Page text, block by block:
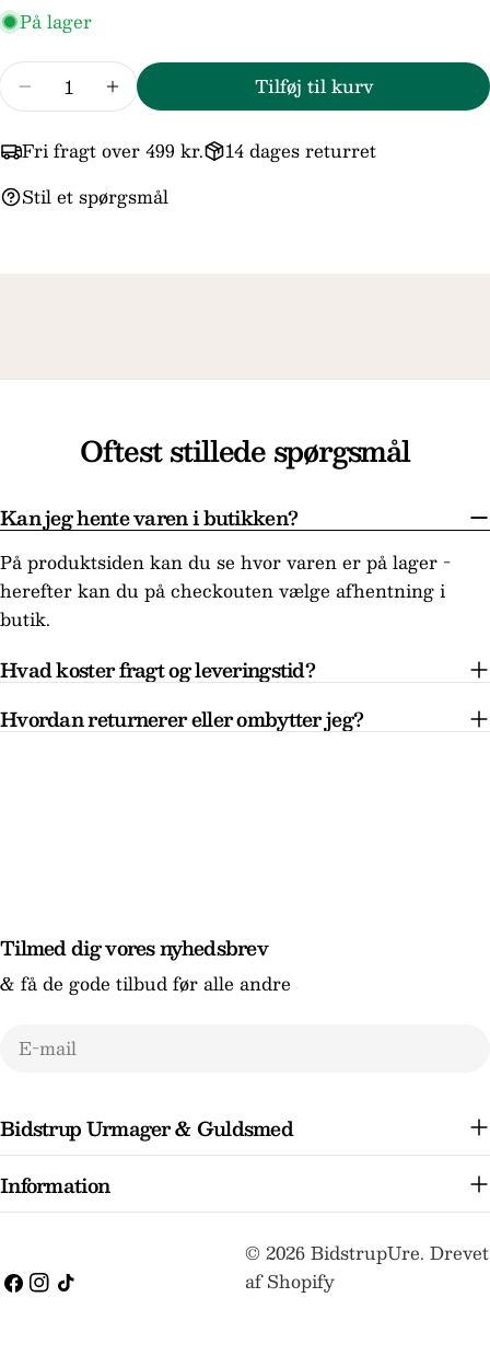
På lager
Reducer mængden for Velkommen til Verden
Forøg mængden for Velkommen til
Tilføj til kurv
Fri fragt over 499 kr.
14 dages returret
Stil et spørgsmål
besked
Felterne markeret med * er obligatoriske.
Send spørgsmål
Oftest stillede spørgsmål
Kan jeg hente varen i butikken?
På produktsiden kan du se hvor varen er på lager -
herefter kan du på checkouten vælge afhentning i
butik.
Hvad koster fragt og leveringstid?
Hvordan returnerer eller ombytter jeg?
Bidstrup Urmager & Guldsmed
Information
Tilmed dig vores nyhedsbrev
& få de gode tilbud før alle andre
E-
Facebook
Instagram
TikTok
© 2026BidstrupUre. Drevet
af Shopify
Betalingsmetoder